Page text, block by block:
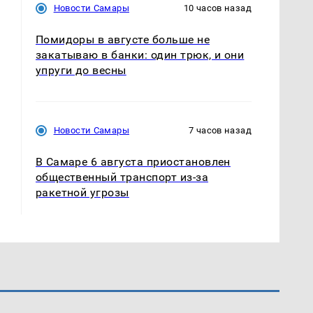
Новости Самары 10 часов назад
Помидоры в августе больше не
закатываю в банки: один трюк, и они
упруги до весны
Новости Самары 7 часов назад
В Самаре 6 августа приостановлен
общественный транспорт из-за
ракетной угрозы